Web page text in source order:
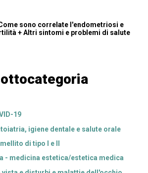
sono correlate l'endometriosi e
+ Altri sintomi e problemi di salute
19
igiene dentale e salute orale
di tipo I e II
- medicina estetica/estetica medica